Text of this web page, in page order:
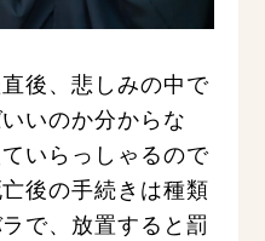
後、悲しみの中で
いのか分からな
いらっしゃるので
後の手続きは種類
で、放置すると罰